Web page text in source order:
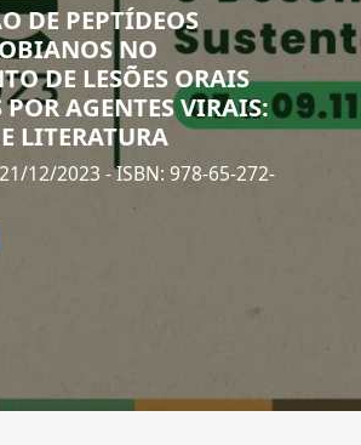
DE PEPTÍDEOS
NO
DE LESÕES ORAIS
AGENTES VIRAIS:
LITERATURA
12/2023 - ISBN: 978-65-272-